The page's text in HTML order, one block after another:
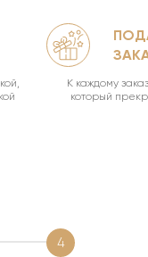
К каждому
который
4